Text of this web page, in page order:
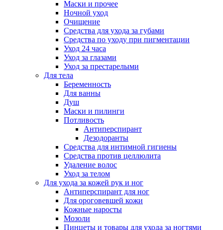
Маски и прочее
Ночной уход
Очищение
Средства для ухода за губами
Средства по уходу при пигментации
Уход 24 часа
Уход за глазами
Уход за престарелыми
Для тела
Беременность
Для ванны
Душ
Маски и пилинги
Потливость
Антиперспирант
Дезодоранты
Средства для интимной гигиены
Средства против целлюлита
Удаление волос
Уход за телом
Для ухода за кожей рук и ног
Антиперспирант для ног
Для ороговевшей кожи
Кожные наросты
Мозоли
Пинцеты и товары для ухода за ногтями